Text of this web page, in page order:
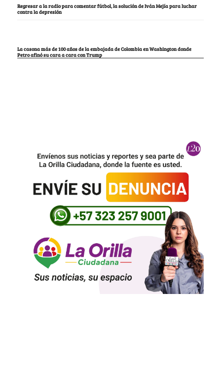
Regresar a la radio para comentar fútbol, la solución de Iván Mejía para luchar
contra la depresión
La casona más de 100 años de la embajada de Colombia en Washington donde
Petro afinó su cara a cara con Trump